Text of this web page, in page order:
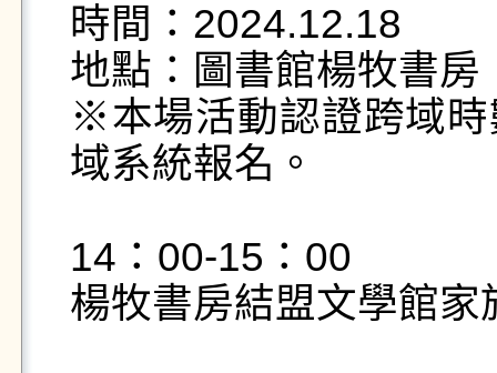
時間：2024.12.18
地點：圖書館楊牧書房
※本場活動認證跨域
域系統報名。
14：00-15：00
楊牧書房結盟文學館家